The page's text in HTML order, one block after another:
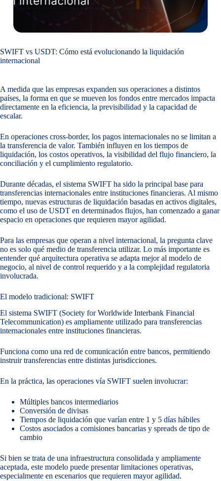
SWIFT vs USDT: Cómo está evolucionando la liquidación
internacional
A medida que las empresas expanden sus operaciones a distintos
países, la forma en que se mueven los fondos entre mercados impacta
directamente en la eficiencia, la previsibilidad y la capacidad de
escalar.
En operaciones cross-border, los pagos internacionales no se limitan a
la transferencia de valor. También influyen en los tiempos de
liquidación, los costos operativos, la visibilidad del flujo financiero, la
conciliación y el cumplimiento regulatorio.
Durante décadas, el sistema SWIFT ha sido la principal base para
transferencias internacionales entre instituciones financieras. Al mismo
tiempo, nuevas estructuras de liquidación basadas en activos digitales,
como el uso de USDT en determinados flujos, han comenzado a ganar
espacio en operaciones que requieren mayor agilidad.
Para las empresas que operan a nivel internacional, la pregunta clave
no es solo qué medio de transferencia utilizar. Lo más importante es
entender qué arquitectura operativa se adapta mejor al modelo de
negocio, al nivel de control requerido y a la complejidad regulatoria
involucrada.
El modelo tradicional: SWIFT
El sistema SWIFT (Society for Worldwide Interbank Financial
Telecommunication) es ampliamente utilizado para transferencias
internacionales entre instituciones financieras.
Funciona como una red de comunicación entre bancos, permitiendo
instruir transferencias entre distintas jurisdicciones.
En la práctica, las operaciones vía SWIFT suelen involucrar:
Múltiples bancos intermediarios
Conversión de divisas
Tiempos de liquidación que varían entre 1 y 5 días hábiles
Costos asociados a comisiones bancarias y spreads de tipo de
cambio
Si bien se trata de una infraestructura consolidada y ampliamente
aceptada, este modelo puede presentar limitaciones operativas,
especialmente en escenarios que requieren mayor agilidad.